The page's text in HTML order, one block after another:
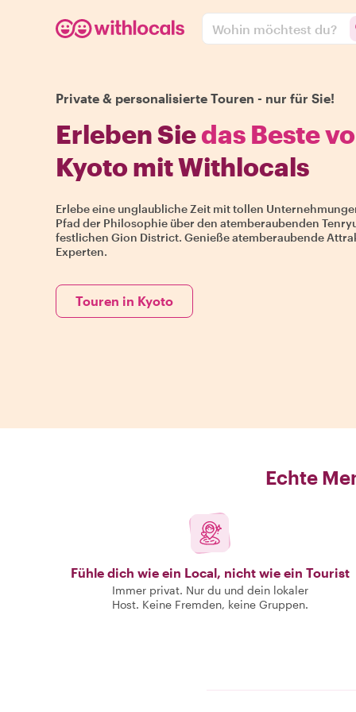
Wohin möchtest du?
Private & personalisierte Touren - nur für Sie!
Erleben Siedas Beste
Kyoto mit Withlocals
Erlebe eine unglaubliche Zeit mit tollen
Pfad der Philosophie über den atemberaubenden
festlichen Gion District. Genieße atemberaubende
Experten.
Touren in Kyoto
Echte
Fühle dich wie ein Local, nicht wie ein Tourist
Immer privat. Nur du und dein lokaler
Host. Keine Fremden, keine Gruppen.